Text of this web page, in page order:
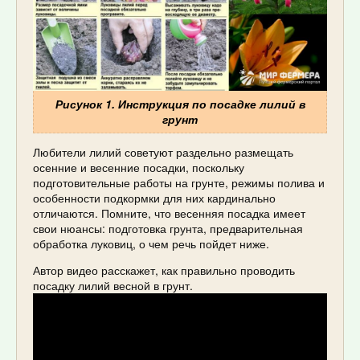
Рисунок 1. Инструкция по посадке лилий в
грунт
Любители лилий советуют раздельно размещать
осенние и весенние посадки, поскольку
подготовительные работы на грунте, режимы полива и
особенности подкормки для них кардинально
отличаются. Помните, что весенняя посадка имеет
свои нюансы: подготовка грунта, предварительная
обработка луковиц, о чем речь пойдет ниже.
Автор видео расскажет, как правильно проводить
посадку лилий весной в грунт.